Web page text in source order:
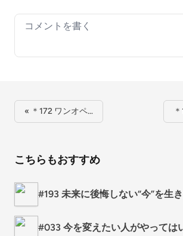
Your comment
« ＊172 ワンオペ…
こちらもおすすめ
#193 未来に後悔しない“今”を生
#033 今を変えたい人がやっては